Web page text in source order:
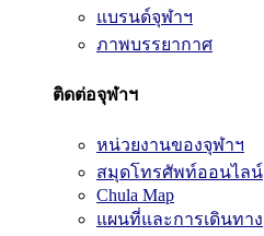
แบรนด์จุฬาฯ
ภาพบรรยากาศ
ติดต่อจุฬาฯ
หน่วยงานของจุฬาฯ
สมุดโทรศัพท์ออนไลน์
Chula Map
แผนที่และการเดินทาง